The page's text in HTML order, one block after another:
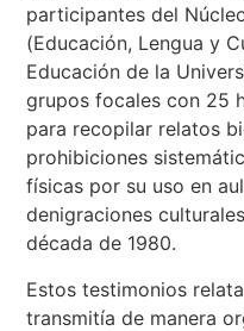
participantes del
(Educación, Lengua y
Educación de la
grupos focales con 25
para recopilar relatos
prohibiciones
físicas por su uso en
denigraciones
década de 1980.
Estos testimonios
transmitía de manera